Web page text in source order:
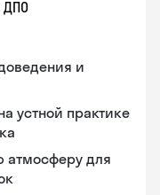
ДПО
и
устной практике
для